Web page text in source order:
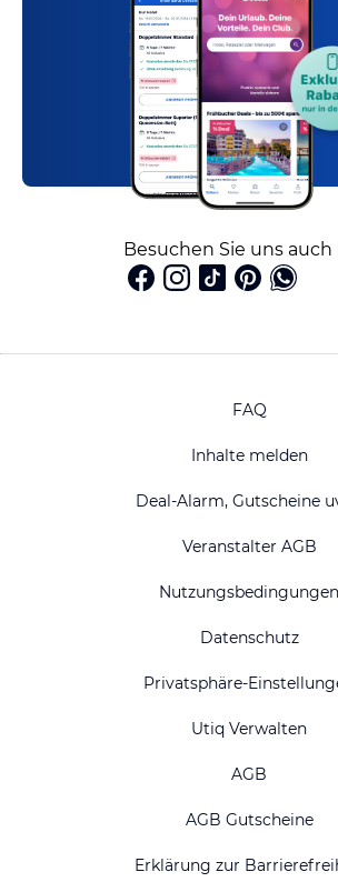
Besuchen Sie uns auch
FAQ
Inhalte melden
Deal-Alarm, Gutscheine
Veranstalter AGB
Nutzungsbedingungen
Datenschutz
Privatsphäre-
Utiq Verwalten
AGB
AGB Gutscheine
Erklärung zur